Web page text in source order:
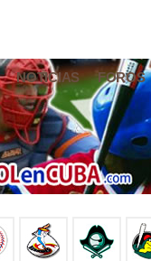
NOTICIAS FOROS